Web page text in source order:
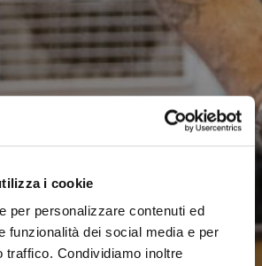
i cookie
per personalizzare contenuti ed
funzionalità dei social media e per
traffico. Condividiamo inoltre